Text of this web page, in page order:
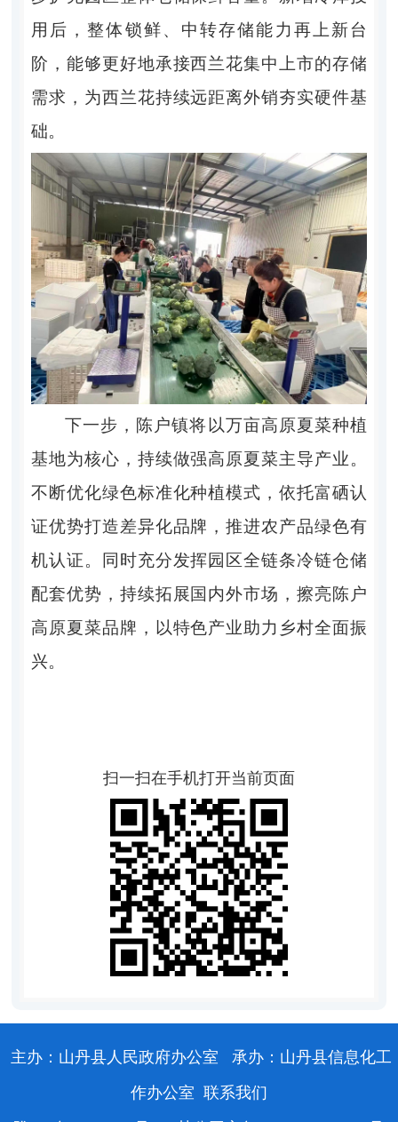
用后，整体锁鲜、中转存储能力再上新台
阶，能够更好地承接西兰花集中上市的存储
需求，为西兰花持续远距离外销夯实硬件基
础。
下一步，陈户镇将以万亩高原夏菜种植
基地为核心，持续做强高原夏菜主导产业。
不断优化绿色标准化种植模式，依托富硒认
证优势打造差异化品牌，推进农产品绿色有
机认证。同时充分发挥园区全链条冷链仓储
配套优势，持续拓展国内外市场，擦亮陈户
高原夏菜品牌，以特色产业助力乡村全面振
兴。
扫一扫在手机打开当前页面
主办：山丹县人民政府办公室
承办：山丹县信息化工
作办公室 联系我们